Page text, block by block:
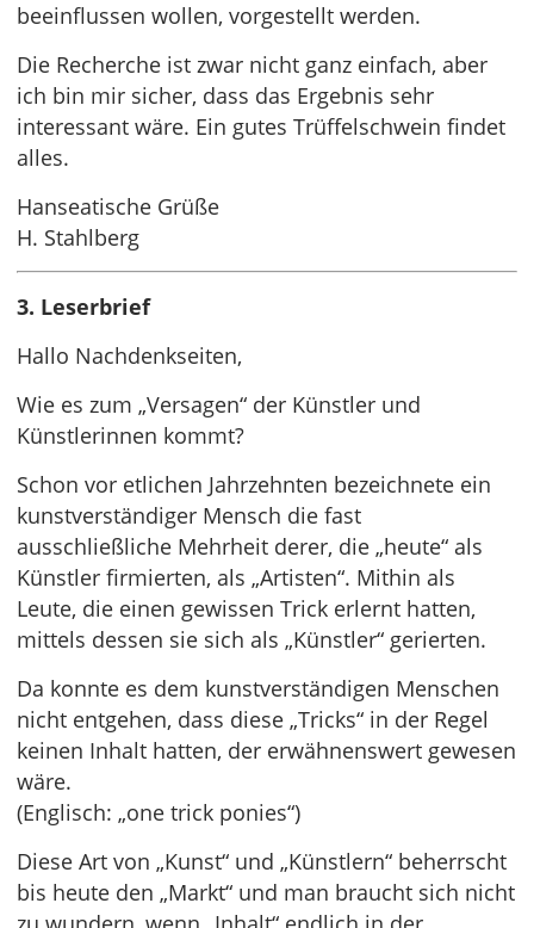
beeinflussen wollen, vorgestellt werden.
Die Recherche ist zwar nicht ganz einfach, aber
ich bin mir sicher, dass das Ergebnis sehr
interessant wäre. Ein gutes Trüffelschwein findet
alles.
Hanseatische Grüße
H. Stahlberg
3. Leserbrief
Hallo Nachdenkseiten,
Wie es zum „Versagen“ der Künstler und
Künstlerinnen kommt?
Schon vor etlichen Jahrzehnten bezeichnete ein
kunstverständiger Mensch die fast
ausschließliche Mehrheit derer, die „heute“ als
Künstler firmierten, als „Artisten“. Mithin als
Leute, die einen gewissen Trick erlernt hatten,
mittels dessen sie sich als „Künstler“ gerierten.
Da konnte es dem kunstverständigen Menschen
nicht entgehen, dass diese „Tricks“ in der Regel
keinen Inhalt hatten, der erwähnenswert gewesen
wäre.
(Englisch: „one trick ponies“)
Diese Art von „Kunst“ und „Künstlern“ beherrscht
bis heute den „Markt“ und man braucht sich nicht